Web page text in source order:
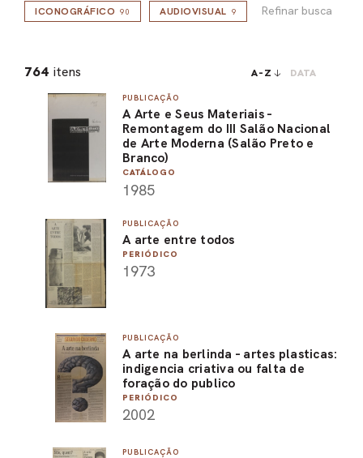
ICONOGRÁFICO 90 AUDIOVISUAL 9 Refinar busca
764 itens A-Z DATA
PUBLICAÇÃO
A Arte e Seus Materiais -
Remontagem do III Salão Nacional
de Arte Moderna (Salão Preto e
Branco)
CATÁLOGO
1985
PUBLICAÇÃO
A arte entre todos
PERIÓDICO
1973
PUBLICAÇÃO
A arte na berlinda - artes plasticas:
indigencia criativa ou falta de
foração do publico
PERIÓDICO
2002
PUBLICAÇÃO